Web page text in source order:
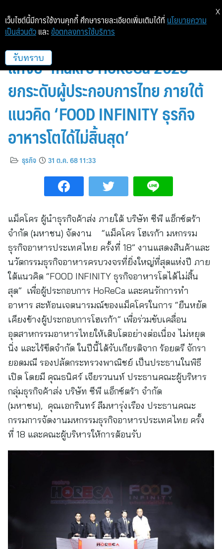
แม็คโคร เปิดมหกรรมธุรกิจอาหาร
แห่งปี ‘makro HoReCa 2025’
ยกระดับผู้ประกอบการไทย ภายใต้
แนวคิด ‘FOOD INFINITY ธุรกิจ
อาหารโตได้ไม่สิ้นสุด’
ธุรกิจ 31 ต.ค. 68 11:33
แม็คโคร ผู้นำธุรกิจค้าส่ง ภายใต้ บริษัท ซีพี แอ็กซ์ตร้า
จำกัด (มหาชน) จัดงาน “แม็คโคร โฮเรก้า มหกรรม
ธุรกิจอาหารประเทศไทย ครั้งที่ 18” งานแสดงสินค้าและ
นวัตกรรมธุรกิจอาหารครบวงจรที่ยิ่งใหญ่ที่สุดแห่งปี ภาย
ใต้แนวคิด “FOOD INFINITY ธุรกิจอาหารโตได้ไม่สิ้น
สุด” เพื่อผู้ประกอบการ HoReCa และคนรักการทำ
อาหาร สะท้อนเจตนารมณ์ของแม็คโครในการ “ยืนหยัด
เคียงข้างผู้ประกอบการโฮเรก้า” เพื่อร่วมขับเคลื่อน
อุตสาหกรรมอาหารไทยให้เติบโตอย่างต่อเนื่อง ไม่หยุด
นิ่ง และไร้ขีดจำกัด ในปีนี้ได้รับเกียรติจาก ร้อยตรี จักรา
ยอดมณี รองปลัดกระทรวงพาณิชย์ เป็นประธานในพิธี
เปิด โดยมี คุณธนิศร์ เจียรวนนท์ ประธานคณะผู้บริหาร
กลุ่มธุรกิจค้าส่ง บริษัท ซีพี แอ็กซ์ตร้า จำกัด
(มหาชน), คุณเอกรินทร์ ลีมหารุ่งเรือง ประธานคณะ
กรรมการจัดงานมหกรรมธุรกิจอาหารประเทศไทย ครั้ง
ที่ 18 และคณะผู้บริหารให้การต้อนรับ
เว็บไซต์นี้มีการใช้งานคุกกี้ ศึกษารายละเอียดเพิ่มเติมได้ที่ นโยบายความ
เป็นส่วนตัว และ ข้อตกลงการใช้บริการ
รับทราบ
X